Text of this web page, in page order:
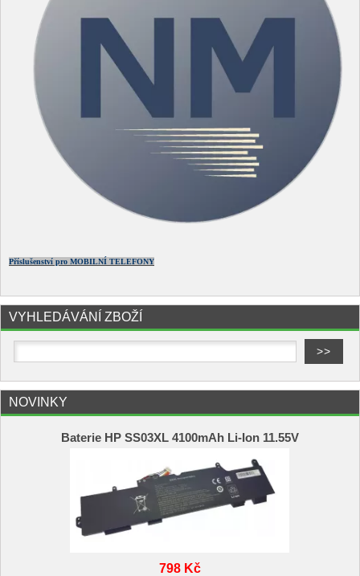
Příslušenství pro MOBILNÍ TELEFONY
VYHLEDÁVÁNÍ ZBOŽÍ
NOVINKY
Baterie HP SS03XL 4100mAh Li-Ion 11.55V
798 Kč